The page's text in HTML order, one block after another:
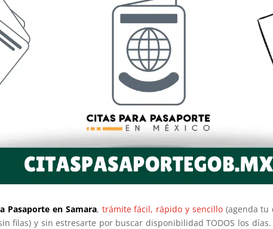
Pasaporte en Samara, trámite fácil, rápido y sencillo(agenda tu
filas) y sin estresarte por buscar disponibilidad TODOS los